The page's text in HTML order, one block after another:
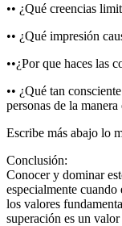
•• ¿Qué creencias
•• ¿Qué impresión
••¿Por que haces las
•• ¿Qué tan
personas de la
Escribe más abajo lo
Conclusión:
Conocer y dominar
especialmente cuando
los valores
superación es un